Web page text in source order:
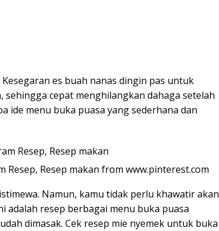
Kesegaran es buah nanas dingin pas untuk
cepat menghilangkan dahaga setelah
ide menu buka puasa yang sederhana dan
Resep, Resep makan from www.pinterest.com
Namun, kamu tidak perlu khawatir akan
adalah resep berbagai menu buka puasa
dimasak. Cek resep mie nyemek untuk buka